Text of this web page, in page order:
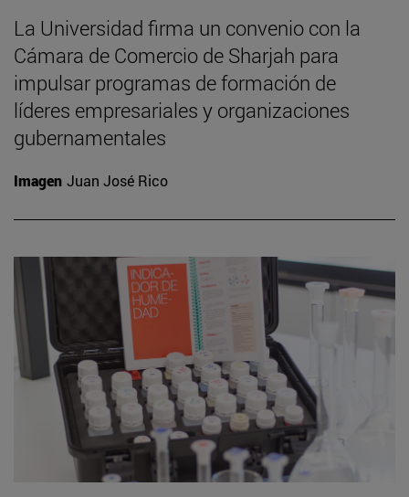
La Universidad firma un convenio con la
Cámara de Comercio de Sharjah para
impulsar programas de formación de
líderes empresariales y organizaciones
gubernamentales
Imagen Juan José Rico